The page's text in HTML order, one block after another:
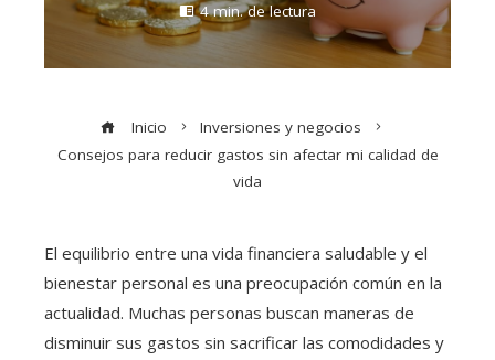
4 min. de lectura
Inicio
Inversiones y negocios
Consejos para reducir gastos sin afectar mi calidad de
vida
El equilibrio entre una vida financiera saludable y el
bienestar personal es una preocupación común en la
actualidad. Muchas personas buscan maneras de
disminuir sus gastos sin sacrificar las comodidades y